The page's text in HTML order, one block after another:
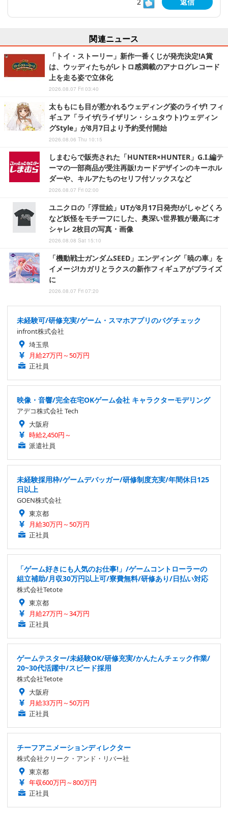
2 返信
関連ニュース
「トイ・ストーリー」新作一番くじが発売決定!A賞
は、ウッディたちがレトロ感満載のアナログレコード
上を走る姿で立体化
2026.08.07 Fri 03:40
太ももにも目が惹かれるウェディング姿のライザ! フィ
ギュア「ライザ(ライザリン・シュタウト)ウェディン
グStyle」が8月7日より予約受付開始
2026.08.06 Thu 10:15
しまむらで販売された「HUNTER×HUNTER」G.I.編テ
ーマの一部商品が受注再販!カードデザインのキーホル
ダーや、キルアたちのセリフ付ソックスなど
2026.08.07 Fri 02:00
ユニクロの「浮世絵」UTが8月17日発売!がしゃどくろ
など妖怪をモチーフにした、奥深い世界観が最高にオ
シャレ 2枚目の写真・画像
2026.08.08 Sat 15:10
「機動戦士ガンダムSEED」エンディング「暁の車」を
イメージ!カガリとラクスの新作フィギュアがプライズ
に
2026.08.07 Fri 07:20
未経験可/研修充実/ゲーム・スマホアプリのバグチェック
infront株式会社
埼玉県
月給27万円～50万円
正社員
映像・音響/完全在宅OKゲーム会社 キャラクターモデリング
アデコ株式会社 Tech
大阪府
時給2,450円～
派遣社員
未経験採用枠/ゲームデバッガー/研修制度充実/年間休日125
日以上
GOEN株式会社
東京都
月給30万円～50万円
正社員
「ゲーム好きにも人気のお仕事!」/ゲームコントローラーの
組立補助/月収30万円以上可/寮費無料/研修あり/日払い対応
株式会社Tetote
東京都
月給27万円～34万円
正社員
ゲームテスター/未経験OK/研修充実/かんたんチェック作業/
20~30代活躍中/スピード採用
株式会社Tetote
大阪府
月給33万円～50万円
正社員
チーフアニメーションディレクター
株式会社クリーク・アンド・リバー社
東京都
年収600万円～800万円
正社員